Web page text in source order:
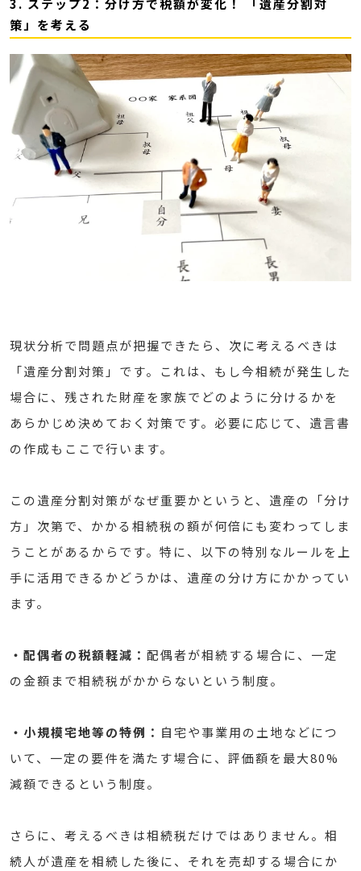
3. ステップ2：分け方で税額が変化！ 「遺産分割対
策」を考える
現状分析で問題点が把握できたら、次に考えるべきは
「遺産分割対策」です。これは、もし今相続が発生した
場合に、残された財産を家族でどのように分けるかを
あらかじめ決めておく対策です。必要に応じて、遺言書
の作成もここで行います。
この遺産分割対策がなぜ重要かというと、遺産の「分け
方」次第で、かかる相続税の額が何倍にも変わってしま
うことがあるからです。特に、以下の特別なルールを上
手に活用できるかどうかは、遺産の分け方にかかってい
ます。
・配偶者の税額軽減： 配偶者が相続する場合に、一定
の金額まで相続税がかからないという制度。
・小規模宅地等の特例： 自宅や事業用の土地などにつ
いて、一定の要件を満たす場合に、評価額を最大80%
減額できるという制度。
さらに、考えるべきは相続税だけではありません。相
続人が遺産を相続した後に、それを売却する場合にか